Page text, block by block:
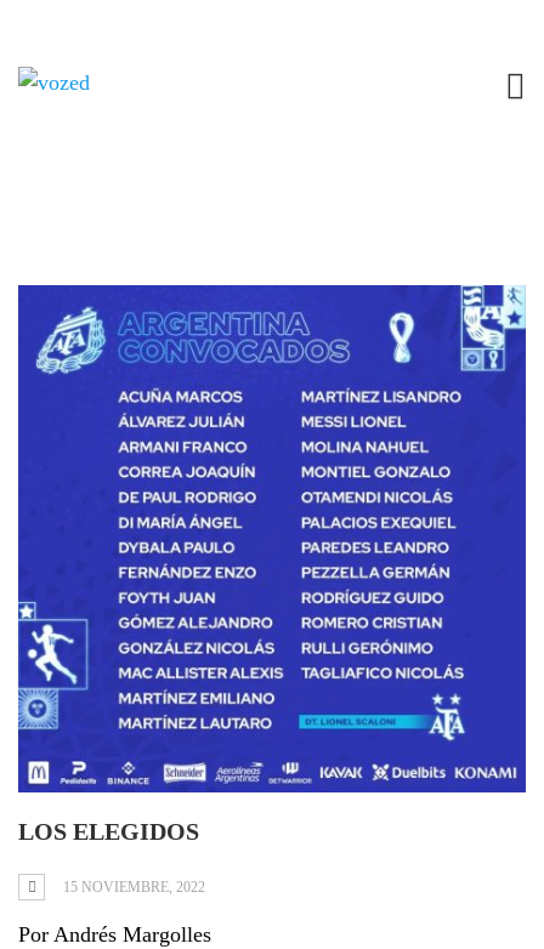
Tag: Lo Celso
LOS ELEGIDOS
15 NOVIEMBRE, 2022
Por Andrés Margolles